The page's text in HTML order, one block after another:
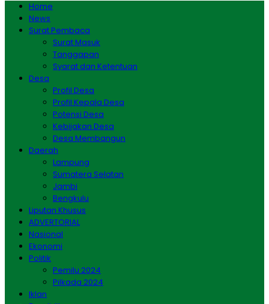
Home
News
Surat Pembaca
Surat Masuk
Tanggapan
Syarat dan Ketentuan
Desa
Profil Desa
Profil Kepala Desa
Potensi Desa
Kebijakan Desa
Desa Membangun
Daerah
Lampung
Sumatera Selatan
Jambi
Bengkulu
Liputan Khusus
ADVERTORIAL
Nasional
Ekonomi
Politik
Pemilu 2024
Pilkada 2024
Iklan